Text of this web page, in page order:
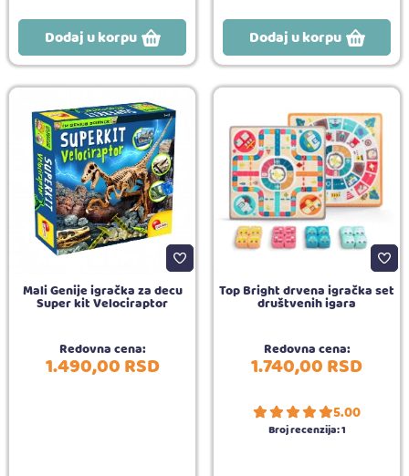
Dodaj u korpu Dodaj u korpu
Mali Genije igračka za decu
Super kit Velociraptor
Redovna cena:
1.490,00RSD
Top Bright drvena igračka set
društvenih igara
Redovna cena:
1.740,00RSD
5.00
Broj recenzija:1